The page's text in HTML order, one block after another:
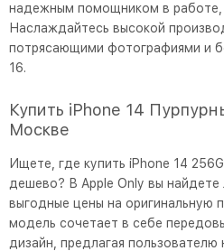
надежным помощником в работе,
Наслаждайтесь высокой
потрясающими фотографиями и
16.
Купить iPhone 14
Москве
Ищете, где купить iPhone 14
дешево? В Apple Only вы
выгодные цены на оригинальную
модель сочетает в себе
дизайн, предлагая